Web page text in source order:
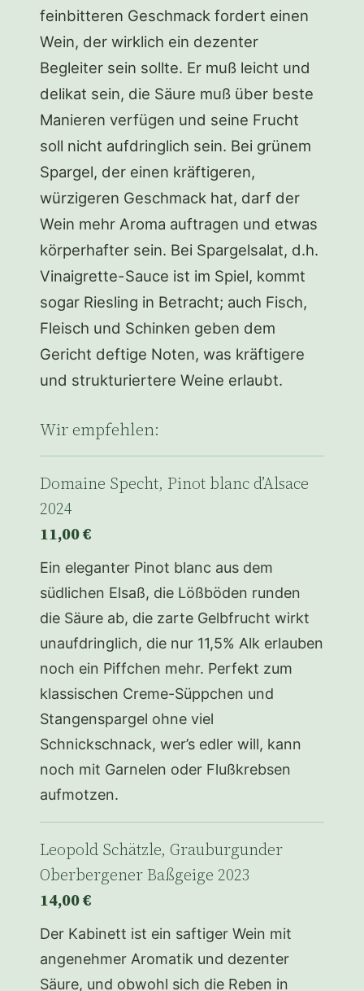
feinbitteren Geschmack fordert einen
Wein, der wirklich ein dezenter
Begleiter sein sollte. Er muß leicht und
delikat sein, die Säure muß über beste
Manieren verfügen und seine Frucht
soll nicht aufdringlich sein. Bei grünem
Spargel, der einen kräftigeren,
würzigeren Geschmack hat, darf der
Wein mehr Aroma auftragen und etwas
körperhafter sein. Bei Spargelsalat, d.h.
Vinaigrette-Sauce ist im Spiel, kommt
sogar Riesling in Betracht; auch Fisch,
Fleisch und Schinken geben dem
Gericht deftige Noten, was kräftigere
und strukturiertere Weine erlaubt.
Wir empfehlen:
Domaine Specht, Pinot blanc d’Alsace
2024
11,00 €
Ein eleganter Pinot blanc aus dem
südlichen Elsaß, die Lößböden runden
die Säure ab, die zarte Gelbfrucht wirkt
unaufdringlich, die nur 11,5% Alk erlauben
noch ein Piffchen mehr. Perfekt zum
klassischen Creme-Süppchen und
Stangenspargel ohne viel
Schnickschnack, wer’s edler will, kann
noch mit Garnelen oder Flußkrebsen
aufmotzen.
Leopold Schätzle, Grauburgunder
Oberbergener Baßgeige 2023
14,00 €
Der Kabinett ist ein saftiger Wein mit
angenehmer Aromatik und dezenter
Säure, und obwohl sich die Reben in